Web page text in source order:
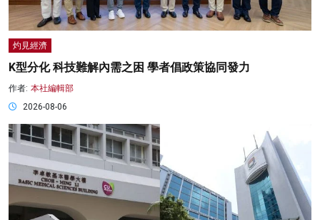
灼見經濟
K型分化 科技難解內需之困 學者倡政策協同發力
作者: 本社編輯部
2026-08-06